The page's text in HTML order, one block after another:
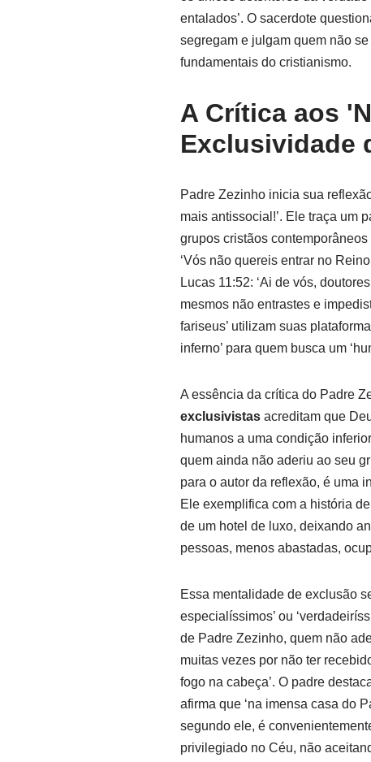
entalados’. O sacerdote
segregam e julgam quem não
fundamentais do cristianismo.
A Crítica aos
Exclusividade
Padre Zezinho inicia sua
mais antissocial!’. Ele traça um
grupos cristãos
‘Vós não quereis entrar no
Lucas 11:52: ‘Ai de vós,
mesmos não entrastes e
fariseus’ utilizam suas
inferno’ para quem busca um
A essência da crítica do Padre
exclusivistas acreditam que
humanos a uma condição
quem ainda não aderiu ao seu
para o autor da reflexão, é uma
Ele exemplifica com a história
de um hotel de luxo, deixando
pessoas, menos abastadas,
Essa mentalidade de exclusão
especialíssimos’ ou
de Padre Zezinho, quem não
muitas vezes por não ter
fogo na cabeça’. O padre
afirma que ‘na imensa casa do
segundo ele, é
privilegiado no Céu, não